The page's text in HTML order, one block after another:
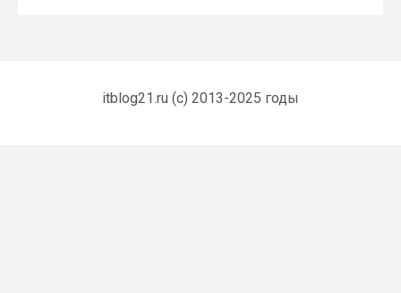
itblog21.ru (c) 2013-2025 годы